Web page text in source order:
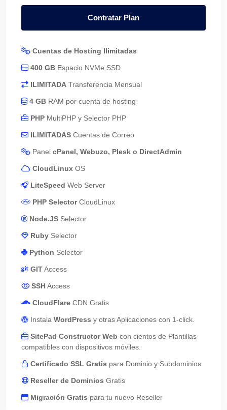
Contratar Plan
Cuentas de Hosting Ilimitadas
400 GB Espacio NVMe SSD
ILIMITADA Transferencia Mensual
4 GB RAM por cuenta de hosting
PHP MultiPHP y Selector PHP
ILIMITADAS Cuentas de Correo
Panel cPanel, Webuzo, Plesk o DirectAdmin
CloudLinux OS
LiteSpeed Web Server
PHP SelectorCloudLinux
Node.JS Selector
Ruby Selector
Python Selector
GITAccess
SSHAccess
CloudFlare CDN Gratis
Instala WordPress y otras Aplicaciones con 1-click.
SitePad Constructor Web con cientos de Plantillas
compatibles con dispositivos móviles.
Certificado SSL Gratis para Dominio y Subdominios
Reseller de Dominios Gratis
Migración Gratis para tu nuevo Reseller